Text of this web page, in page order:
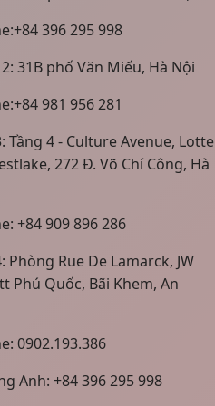
396 295 998
31B phố Văn Miếu, Hà Nội
981 956 281
Tầng 4 - Culture Avenue, Lotte
272 Đ. Võ Chí Công, Hà
+84 909 896 286
Phòng Rue De Lamarck, JW
Phú Quốc, Bãi Khem, An
0902.193.386
Anh: +84 396 295 998